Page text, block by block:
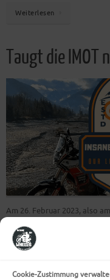
Cookie-Zustimmung
Weiterlesen
Taugt die IMOT
Am 26. Februar 2023, also
zuvor ihre Tore geöffnet.
Söhnen auf den Weg. Voller